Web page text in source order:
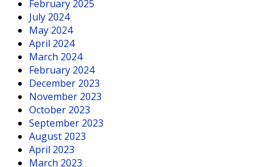
February 2025
July 2024
May 2024
April 2024
March 2024
February 2024
December 2023
November 2023
October 2023
September 2023
August 2023
April 2023
March 2023